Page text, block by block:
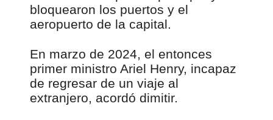
bloquearon los puertos y el
aeropuerto de la capital.
En marzo de 2024, el entonces
primer ministro Ariel Henry, incapaz
de regresar de un viaje al
extranjero, acordó dimitir.